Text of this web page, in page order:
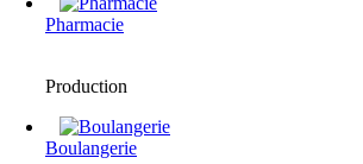
Pharmacie
Production
Boulangerie